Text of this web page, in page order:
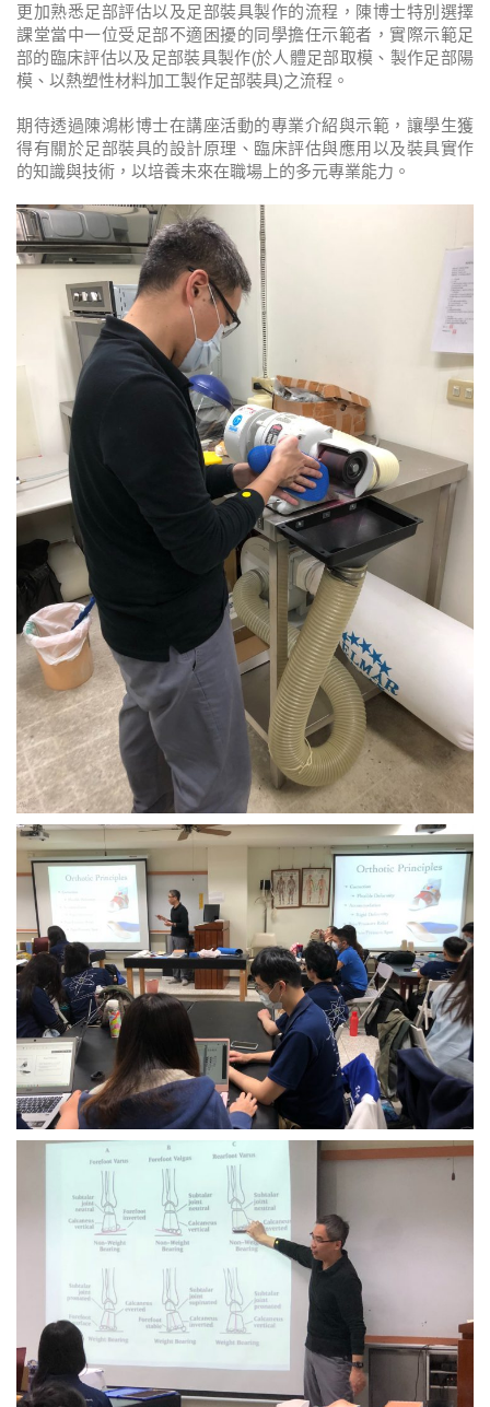
更加熟悉足部評估以及足部裝具製作的流程，陳博士特別選擇
課堂當中一位受足部不適困擾的同學擔任示範者，實際示範足
部的臨床評估以及足部裝具製作(於人體足部取模、製作足部陽
模、以熱塑性材料加工製作足部裝具)之流程。
期待透過陳鴻彬博士在講座活動的專業介紹與示範，讓學生獲
得有關於足部裝具的設計原理、臨床評估與應用以及裝具實作
的知識與技術，以培養未來在職場上的多元專業能力。